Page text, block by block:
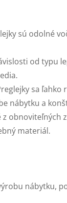
sú odolné
od typu
sa ľahko
nábytku a
z obnoviteľných
materiál.
nábytku,